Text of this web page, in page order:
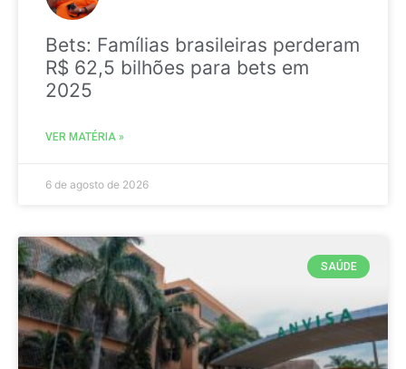
Bets: Famílias brasileiras perderam
R$ 62,5 bilhões para bets em
2025
VER MATÉRIA »
6 de agosto de 2026
SAÚDE